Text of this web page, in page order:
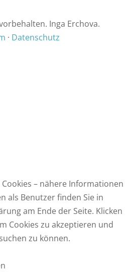
Inga Erchova.
· Datenschutz
– nähere Informationen
als Benutzer finden Sie in
am Ende der Seite. Klicken
Cookies zu akzeptieren und
zu können.